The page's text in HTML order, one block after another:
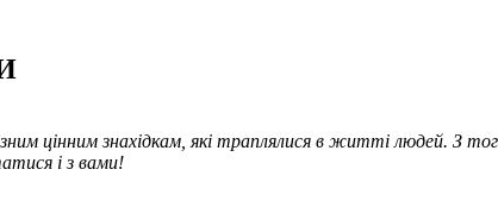
цінним знахідкам, які траплялися в житті людей. З
і з вами!